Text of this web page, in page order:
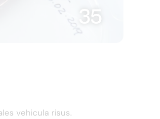
35
vehicula risus.